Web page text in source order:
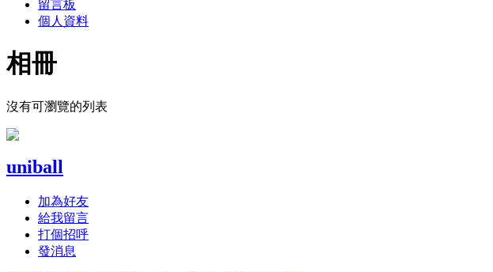
留言板
個人資料
相冊
沒有可瀏覽的列表
uniball
加為好友
給我留言
打個招呼
發消息